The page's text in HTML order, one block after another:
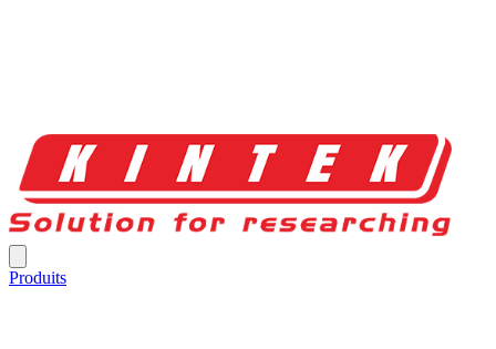
Produits